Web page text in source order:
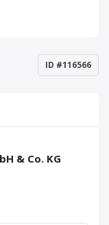
ID #116566
& Co. KG